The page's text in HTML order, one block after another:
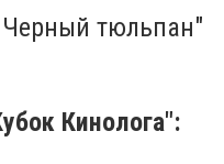
Черный тюльпан"
Кинолога":